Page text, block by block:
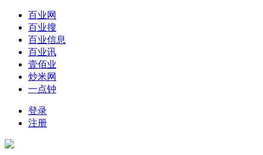
百业网
百业搜
百业信息
百业讯
壹佰业
炒米网
一点钟
登录
注册